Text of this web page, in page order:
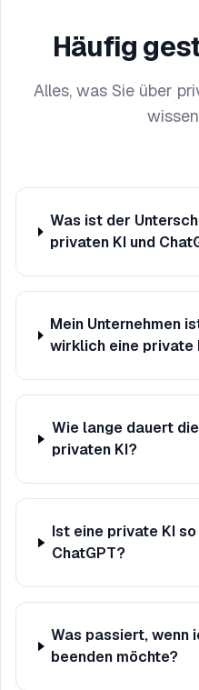
Häufig
Alles, was Sie über
Was ist der
privaten KI und
Mein Unternehmen
wirklich eine private
Wie lange dauert
privaten KI?
Ist eine private KI
ChatGPT?
Was passiert, wenn
beenden möchte?